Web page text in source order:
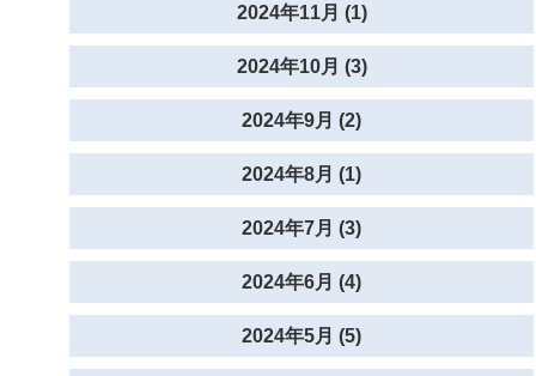
2024年11月 (1)
2024年10月 (3)
2024年9月 (2)
2024年8月 (1)
2024年7月 (3)
2024年6月 (4)
2024年5月 (5)